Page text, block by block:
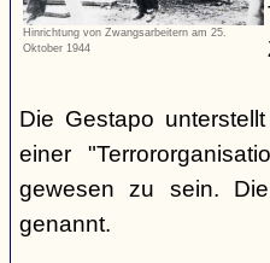
Hinrichtung von Zwangsarbeitern am 25.
Oktober 1944
Die Gestapo
einer
gewesen zu sein.
genannt.